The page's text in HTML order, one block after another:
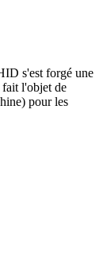
s'est forgé une
fait l'objet de
pour les